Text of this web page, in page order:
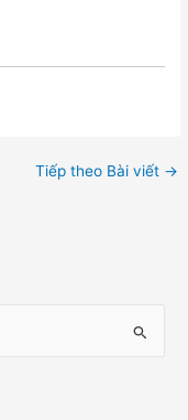
Tiếp theo Bài viết →